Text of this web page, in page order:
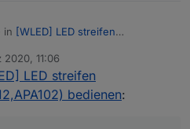
in [WLED] LED streifen
oben genannten Parameter
momentan hard coded kommt
2020, 11:06
LED streifen
bedienen: